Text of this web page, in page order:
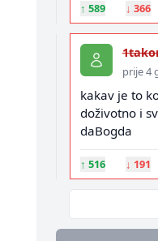
↑ 589 ↓ 366
prije 4
kakav je to
doživotno i
daBogda
↑ 516 ↓ 191